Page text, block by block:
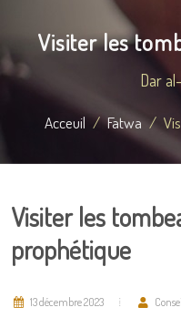
Visiter les
Dar
Acceuil Fatwa
Visiter les
prophétique
13 décembre 2023